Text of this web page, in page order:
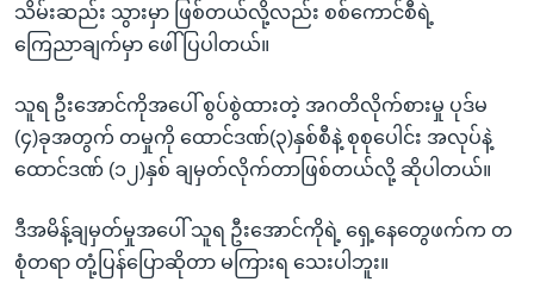
သိမ်းဆည်း သွားမှာ ဖြစ်တယ်လို့လည်း စစ်ကောင်စီရဲ့
ကြေညာချက်မှာ ဖေါ်ပြပါတယ်။
သူရ ဦးအောင်ကိုအပေါ် စွပ်စွဲထားတဲ့ အဂတိလိုက်စားမှု ပုဒ်မ
(၄)ခုအတွက် တမှုကို ထောင်ဒဏ်(၃)နှစ်စီနဲ့ စုစုပေါင်း အလုပ်နဲ့
ထောင်ဒဏ် (၁၂)နှစ် ချမှတ်လိုက်တာဖြစ်တယ်လို့ ဆိုပါတယ်။
ဒီအမိန့်ချမှတ်မှုအပေါ် သူရ ဦးအောင်ကိုရဲ့ ရှေ့နေတွေဖက်က တ
စုံတရာ တုံ့ပြန်ပြောဆိုတာ မကြားရ သေးပါဘူး။